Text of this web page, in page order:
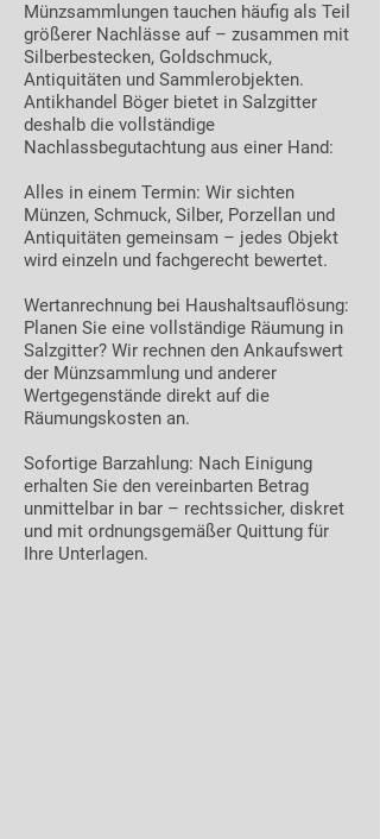
Münzsammlungen tauchen häufig als Teil
größerer Nachlässe auf – zusammen mit
Silberbestecken, Goldschmuck,
Antiquitäten und Sammlerobjekten.
Antikhandel Böger bietet in Salzgitter
deshalb die vollständige
Nachlassbegutachtung aus einer Hand:
Alles in einem Termin: Wir sichten
Münzen, Schmuck, Silber, Porzellan und
Antiquitäten gemeinsam – jedes Objekt
wird einzeln und fachgerecht bewertet.
Wertanrechnung bei Haushaltsauflösung:
Planen Sie eine vollständige Räumung in
Salzgitter? Wir rechnen den Ankaufswert
der Münzsammlung und anderer
Wertgegenstände direkt auf die
Räumungskosten an.
Sofortige Barzahlung: Nach Einigung
erhalten Sie den vereinbarten Betrag
unmittelbar in bar – rechtssicher, diskret
und mit ordnungsgemäßer Quittung für
Ihre Unterlagen.